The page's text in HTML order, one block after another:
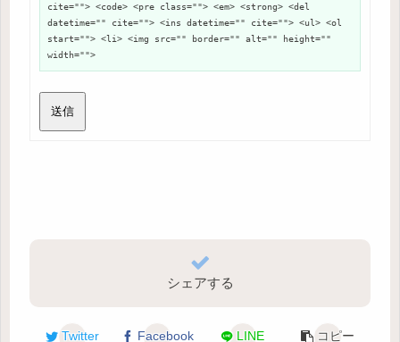
cite=""> <code> <pre class=""> <em> <strong> <del
datetime="" cite=""> <ins datetime="" cite=""> <ul> <ol
start=""> <li> <img src="" border="" alt="" height=""
width="">
送信
シェアする
Twitter Facebook LINE コピー